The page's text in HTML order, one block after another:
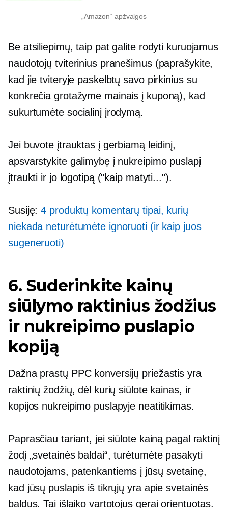
„Amazon“ apžvalgos
Be atsiliepimų, taip pat galite rodyti kuruojamus
naudotojų tviterinius pranešimus (paprašykite,
kad jie tviteryje paskelbtų savo pirkinius su
konkrečia grotažyme mainais į kuponą), kad
sukurtumėte socialinį įrodymą.
Jei buvote įtrauktas į gerbiamą leidinį,
apsvarstykite galimybę į nukreipimo puslapį
įtraukti ir jo logotipą ("kaip matyti...").
Susiję:4 produktų komentarų tipai, kurių
niekada neturėtumėte ignoruoti (ir kaip juos
sugeneruoti)
6. Suderinkite kainų
siūlymo raktinius žodžius
ir nukreipimo puslapio
kopiją
Dažna prastų PPC konversijų priežastis yra
raktinių žodžių, dėl kurių siūlote kainas, ir
kopijos nukreipimo puslapyje neatitikimas.
Paprasčiau tariant, jei siūlote kainą pagal raktinį
žodį „svetainės baldai“, turėtumėte pasakyti
naudotojams, patenkantiems į jūsų svetainę,
kad jūsų puslapis iš tikrųjų yra apie svetainės
baldus. Tai išlaiko vartotojus gerai orientuotas.